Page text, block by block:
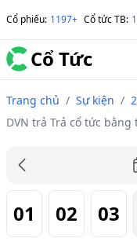
Cổ phiếu: 1197+ Cổ tức TB:
Cổ Tức
Trang chủ / Sự kiện /
DVN trả Trả cổ tức
01 02 03